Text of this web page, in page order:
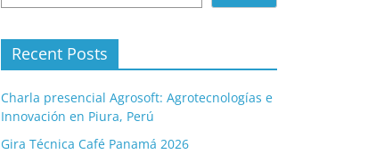
Recent Posts
Charla presencial Agrosoft: Agrotecnologías e
Innovación en Piura, Perú
Gira Técnica Café Panamá 2026